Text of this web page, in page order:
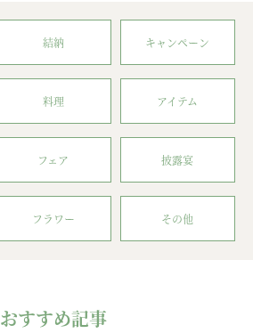
結納 キャンペーン
料理 アイテム
フェア 披露宴
フラワー その他
おすすめ記事